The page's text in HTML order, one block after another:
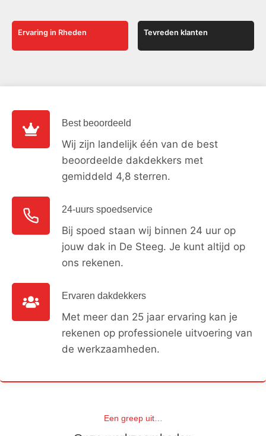
Ervaring in Rheden Tevreden klanten
Best beoordeeld
Wij zijn landelijk één van de best
beoordeelde dakdekkers met
gemiddeld 4,8 sterren.
24-uurs spoedservice
Bij spoed staan wij binnen 24 uur op
jouw dak in De Steeg. Je kunt altijd op
ons rekenen.
Ervaren dakdekkers
Met meer dan 25 jaar ervaring kan je
rekenen op professionele uitvoering van
de werkzaamheden.
Een greep uit…